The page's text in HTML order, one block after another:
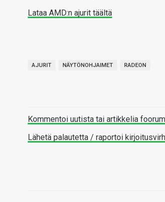
Lataa AMD:n ajurit täältä
AJURIT NÄYTÖNOHJAIMET RADEON
Kommentoi uutista tai artikkelia
Lähetä palautetta / raportoi